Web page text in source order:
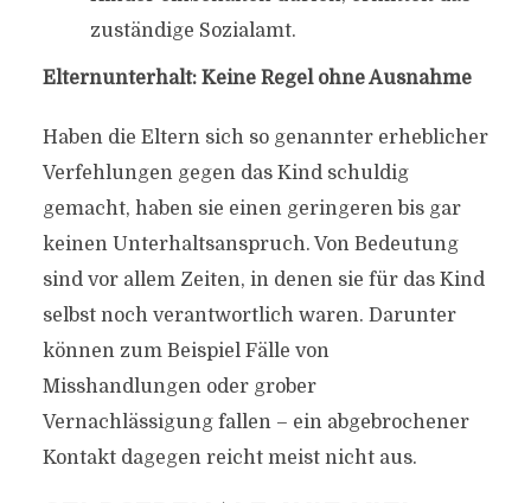
zuständige Sozialamt.
Elternunterhalt: Keine Regel ohne Ausnahme
Haben die Eltern sich so genannter erheblicher
Verfehlungen gegen das Kind schuldig
gemacht, haben sie einen geringeren bis gar
keinen Unterhaltsanspruch. Von Bedeutung
sind vor allem Zeiten, in denen sie für das Kind
selbst noch verantwortlich waren. Darunter
können zum Beispiel Fälle von
Misshandlungen oder grober
Vernachlässigung fallen – ein abgebrochener
Kontakt dagegen reicht meist nicht aus.